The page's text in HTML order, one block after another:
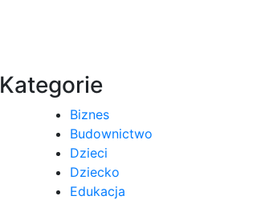
Kategorie
Biznes
Budownictwo
Dzieci
Dziecko
Edukacja